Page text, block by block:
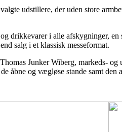
udstillere, der uden store
drikkevarer i alle afskygninger,
salg i et klassisk messeformat.
Junker Wiberg, markeds-
åbne og vægløse stande samt